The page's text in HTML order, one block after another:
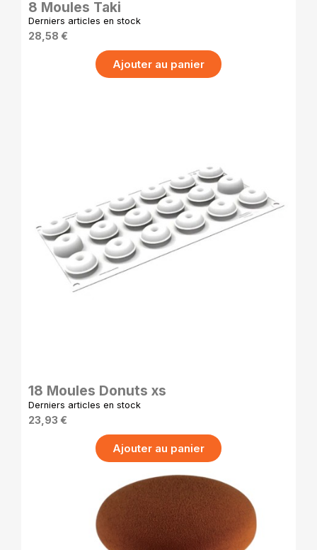
8 Moules Taki
Derniers articles en stock
28,58 €
Ajouter au panier
18 Moules Donuts xs
Derniers articles en stock
23,93 €
Ajouter au panier